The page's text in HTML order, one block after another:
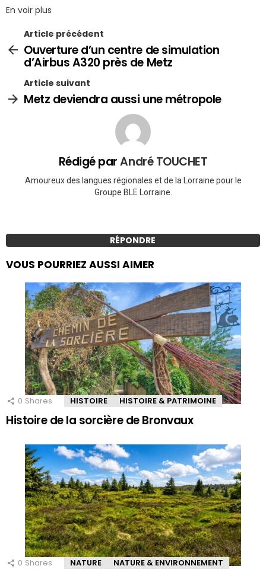
En voir plus
Article précédent
Ouverture d’un centre de simulation
d’Airbus A320 près de Metz
Article suivant
Metz deviendra aussi une métropole
Rédigé parAndré TOUCHET
Amoureux des langues régionales et de la Lorraine pour le
Groupe BLE Lorraine.
RÉPONDRE
VOUS POURRIEZ AUSSI AIMER
0 Shares HISTOIRE HISTOIRE & PATRIMOINE
Histoire de la sorcière de Bronvaux
0 Shares NATURE NATURE & ENVIRONNEMENT